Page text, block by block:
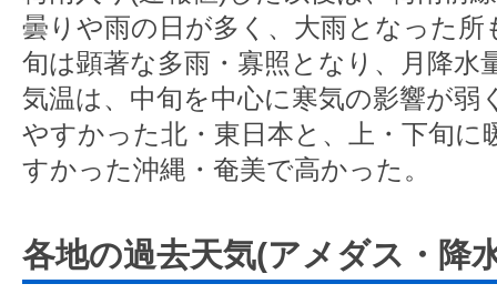
曇りや雨の日が多く、大雨となった
旬は顕著な多雨・寡照となり、月降水
気温は、中旬を中心に寒気の影響が弱
やすかった北・東日本と、上・下旬に
すかった沖縄・奄美で高かった。
各地の過去天気(アメダス・降